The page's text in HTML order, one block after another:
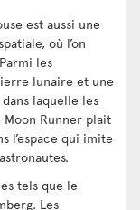
est aussi une
où l’on
les
lunaire et une
laquelle les
Moon Runner plait
l’espace qui imite
tels que le
Les